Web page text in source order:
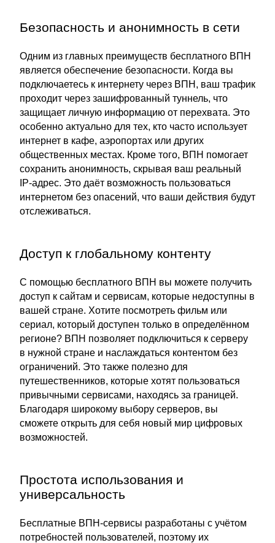
Безопасность и анонимность в сети
Одним из главных преимуществ бесплатного ВПН
является обеспечение безопасности. Когда вы
подключаетесь к интернету через ВПН, ваш трафик
проходит через зашифрованный туннель, что
защищает личную информацию от перехвата. Это
особенно актуально для тех, кто часто использует
интернет в кафе, аэропортах или других
общественных местах. Кроме того, ВПН помогает
сохранить анонимность, скрывая ваш реальный
IP-адрес. Это даёт возможность пользоваться
интернетом без опасений, что ваши действия будут
отслеживаться.
Доступ к глобальному контенту
С помощью бесплатного ВПН вы можете получить
доступ к сайтам и сервисам, которые недоступны в
вашей стране. Хотите посмотреть фильм или
сериал, который доступен только в определённом
регионе? ВПН позволяет подключиться к серверу
в нужной стране и наслаждаться контентом без
ограничений. Это также полезно для
путешественников, которые хотят пользоваться
привычными сервисами, находясь за границей.
Благодаря широкому выбору серверов, вы
сможете открыть для себя новый мир цифровых
возможностей.
Простота использования и
универсальность
Бесплатные ВПН-сервисы разработаны с учётом
потребностей пользователей, поэтому их